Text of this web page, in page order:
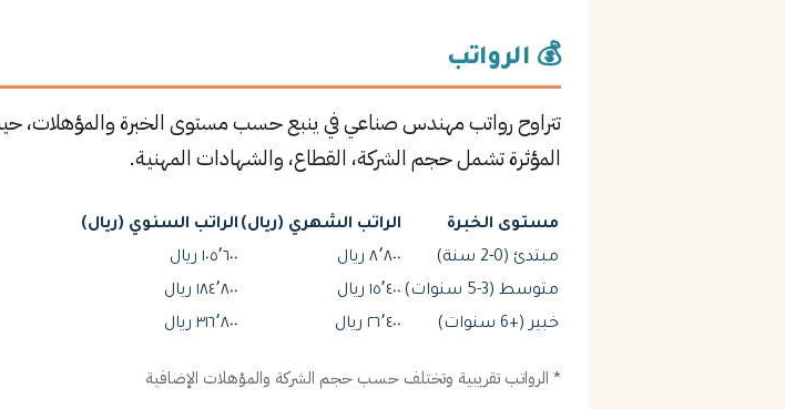
💰 الرواتب
تتراوح رواتب مهندس صناعي في ينبع حسب مستوى الخبرة والمؤهلات،
المؤثرة تشمل حجم الشركة، القطاع، والشهادات المهنية.
مستوى الخبرة الراتب الشهري (ريال) الراتب السنوي (ريال)
مبتدئ (0-2 سنة)
٨٬٨٠٠ ريال
١٠٥٬٦٠٠ ريال
متوسط (3-5 سنوات)
١٥٬٤٠٠ ريال
١٨٤٬٨٠٠ ريال
خبير (+6 سنوات)
٢٦٬٤٠٠ ريال ٣١٦٬٨٠٠ ريال
* الرواتب تقريبية وتختلف حسب حجم الشركة والمؤهلات الإضافية